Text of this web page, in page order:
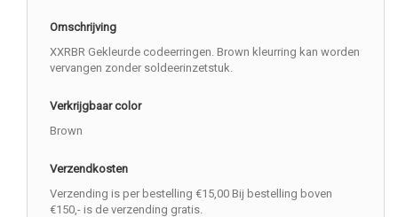
Omschrijving
XXRBR Gekleurde codeerringen. Brown kleurring kan worden
vervangen zonder soldeerinzetstuk.
Verkrijgbaar color
Brown
Verzendkosten
Verzending is per bestelling €15,00 Bij bestelling boven
€150,- is de verzending gratis.